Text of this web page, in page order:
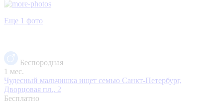
Еще 1 фото
Беспородная
1 мес.
Чудесный мальчишка ищет семью Санкт-Петербург,
Дворцовая пл., 2
Бесплатно